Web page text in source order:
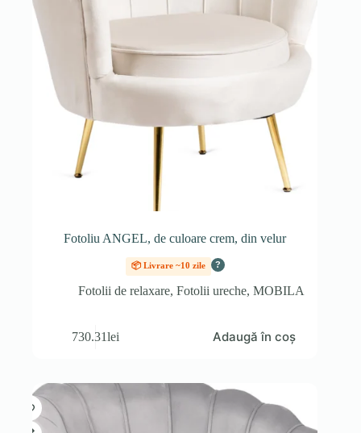
Fotoliu ANGEL, de culoare crem, din velur
📦 Livrare ~10 zile ?
Fotolii de relaxare, Fotolii ureche, MOBILA
730.31lei Adaugă în coș